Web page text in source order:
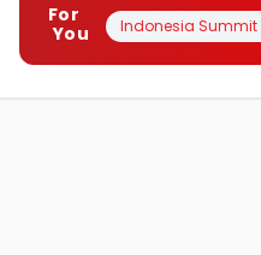
For
You
Indonesia Summit